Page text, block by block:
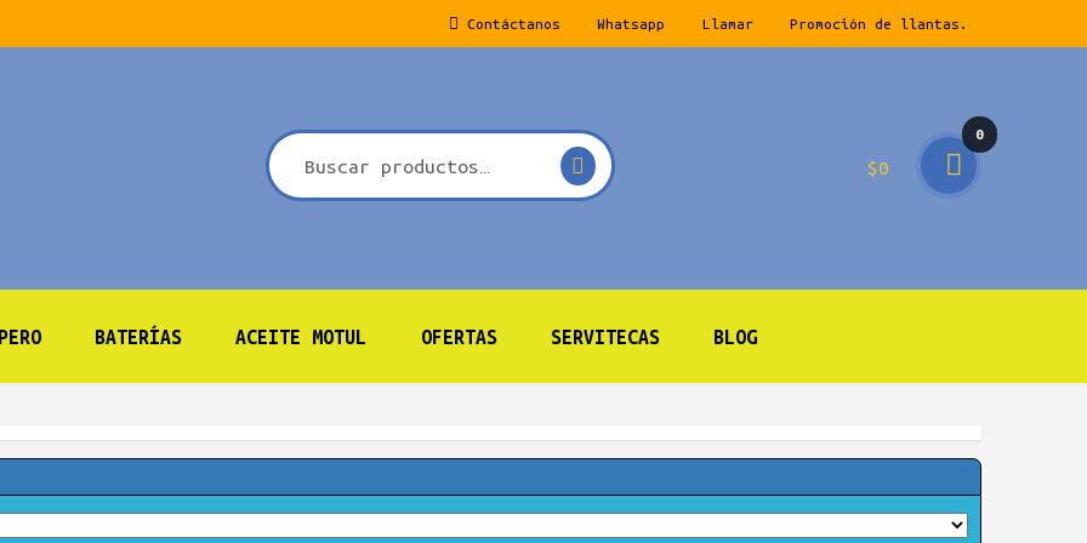
Contáctanos Whatsapp Llamar Promoción de llantas.
$0
0
prod
BATERÍAS ACEITE MOTUL OFERTAS SERVITECAS BLOG